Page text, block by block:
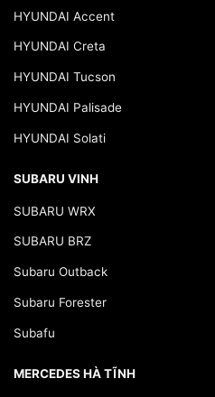
HYUNDAI Accent
HYUNDAI Creta
HYUNDAI Tucson
HYUNDAI Palisade
HYUNDAI Solati
SUBARU VINH
SUBARU WRX
SUBARU BRZ
Subaru Outback
Subaru Forester
Subafu
MERCEDES HÀ TĨNH